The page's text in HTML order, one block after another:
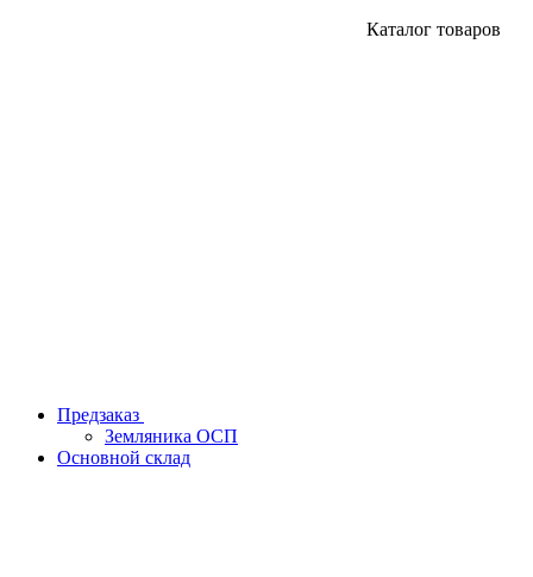
Каталог товаров
Предзаказ
Земляника ОСП
Основной склад